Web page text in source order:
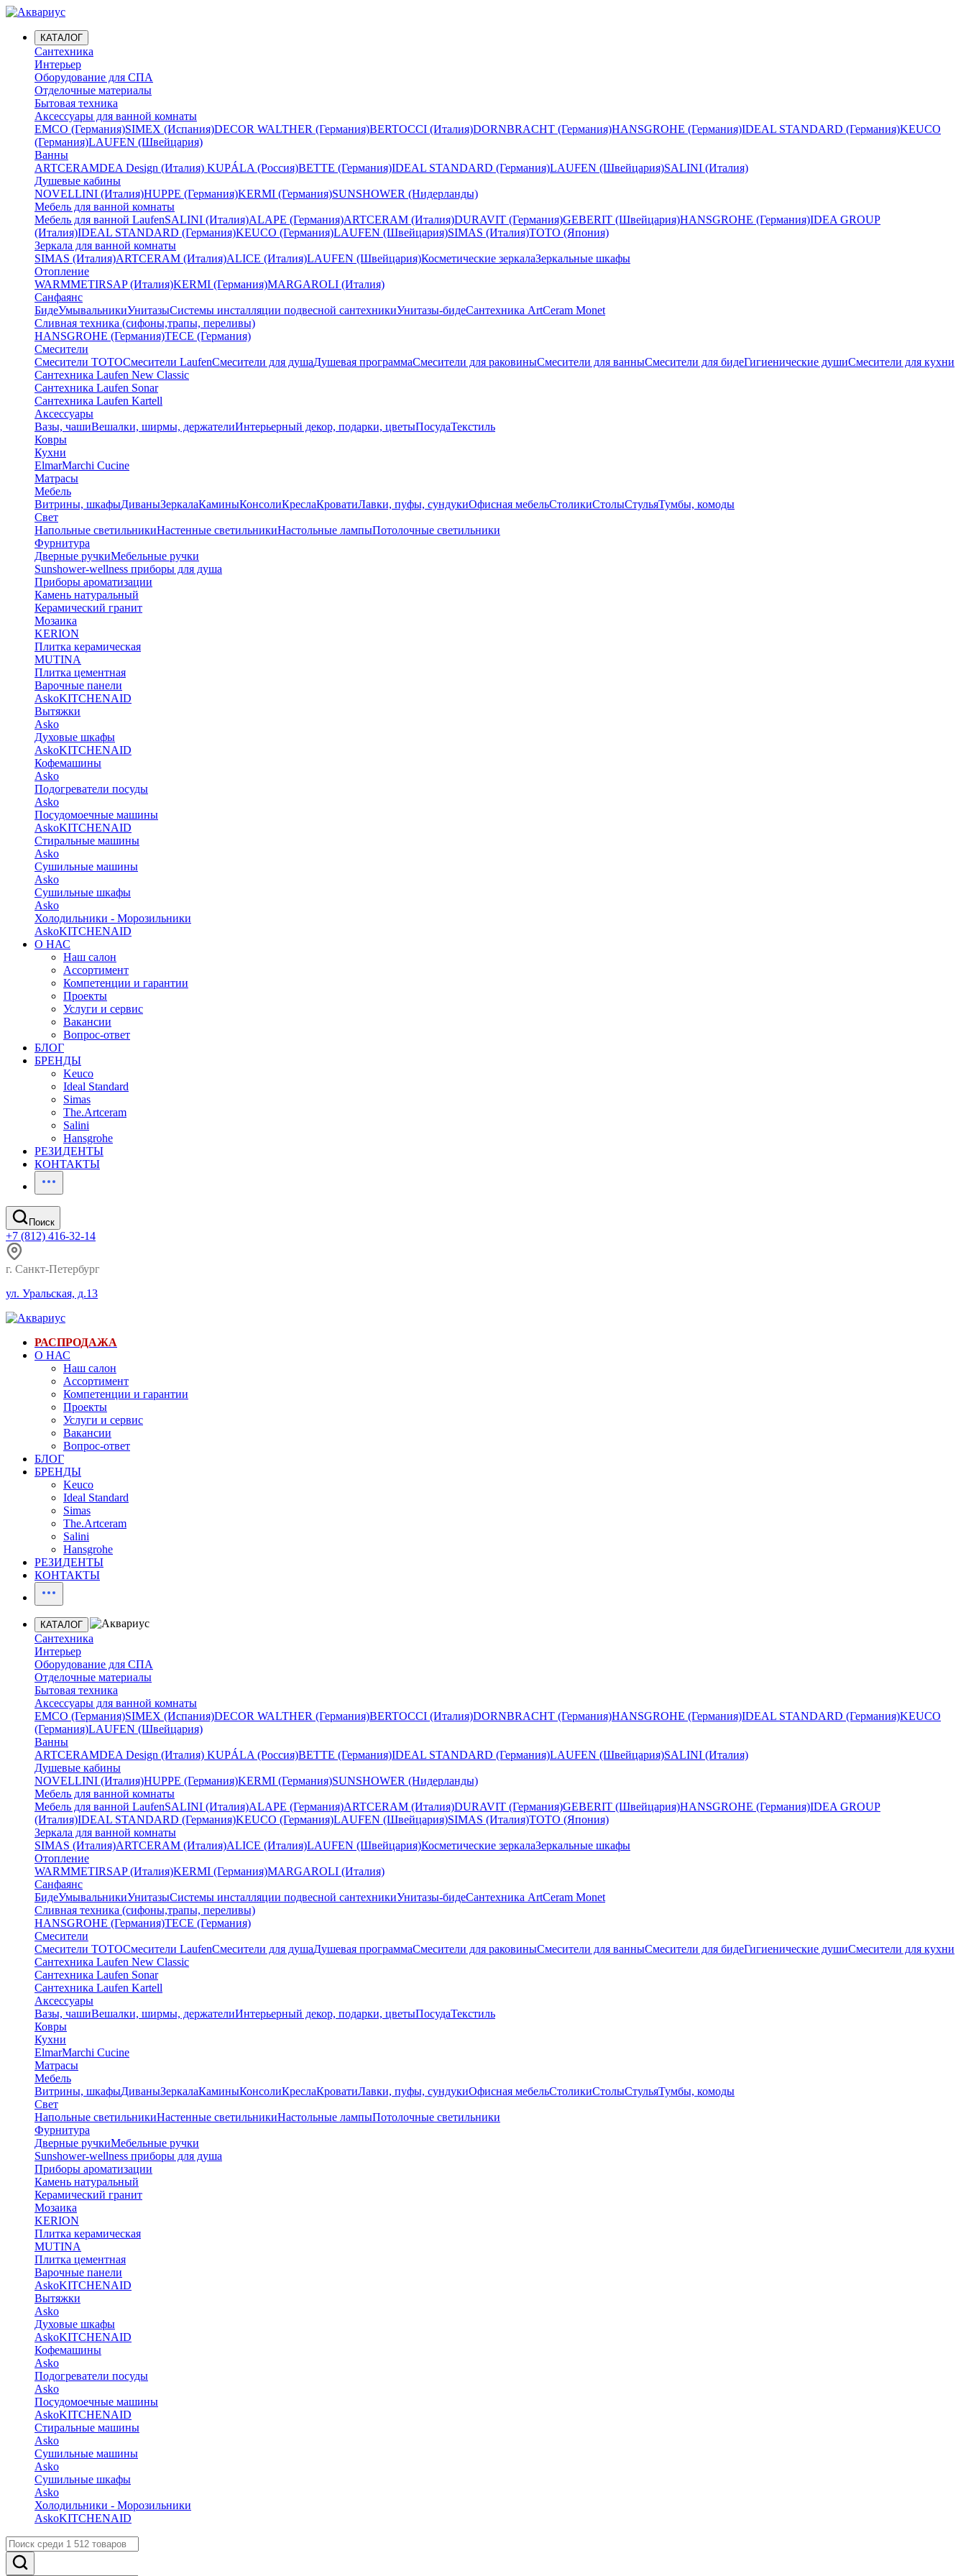
КАТАЛОГ
Сантехника
Интерьер
Оборудование для СПА
Отделочные материалы
Бытовая техника
Аксессуары для ванной комнаты
EMCO (Германия)SIMEX (Испания)DECOR WALTHER (Германия)BERTOCCI (Италия)DORNBRACHT (Германия)HANSGROHE (Германия)IDEAL STANDARD (Германия)KEUCO
(Германия)LAUFEN (Швейцария)
Ванны
ARTCERAMDEA Design (Италия) KUPÁLA (Россия)BETTE (Германия)IDEAL STANDARD (Германия)LAUFEN (Швейцария)SALINI (Италия)
Душевые кабины
NOVELLINI (Италия)HUPPE (Германия)KERMI (Германия)SUNSHOWER (Нидерланды)
Мебель для ванной комнаты
Мебель для ванной LaufenSALINI (Италия)ALAPE (Германия)ARTCERAM (Италия)DURAVIT (Германия)GEBERIT (Швейцария)HANSGROHE (Германия)IDEA GROUP
(Италия)IDEAL STANDARD (Германия)KEUCO (Германия)LAUFEN (Швейцария)SIMAS (Италия)TOTO (Япония)
Зеркала для ванной комнаты
SIMAS (Италия)ARTCERAM (Италия)ALICE (Италия)LAUFEN (Швейцария)Косметические зеркалаЗеркальные шкафы
Отопление
WARMMETIRSAP (Италия)KERMI (Германия)MARGAROLI (Италия)
Санфаянс
БидеУмывальникиУнитазыСистемы инсталляции подвесной сантехникиУнитазы-бидеСантехника ArtCeram Monet
Сливная техника (сифоны,трапы, переливы)
HANSGROHE (Германия)TECE (Германия)
Смесители
Смесители TOTOСмесители LaufenСмесители для душаДушевая программаСмесители для раковиныСмесители для ванныСмесители для бидеГигиенические душиСмесители для кухни
Сантехника Laufen New Classic
Сантехника Laufen Sonar
Сантехника Laufen Kartell
Аксессуары
Вазы, чашиВешалки, ширмы, держателиИнтерьерный декор, подарки, цветыПосудаТекстиль
Ковры
Кухни
ElmarMarchi Cucine
Матрасы
Мебель
Витрины, шкафыДиваныЗеркалаКаминыКонсолиКреслаКроватиЛавки, пуфы, сундукиОфисная мебельСтоликиСтолыСтульяТумбы, комоды
Свет
Напольные светильникиНастенные светильникиНастольные лампыПотолочные светильники
Фурнитура
Дверные ручкиМебельные ручки
Sunshower-wellness приборы для душа
Приборы ароматизации
Камень натуральный
Керамический гранит
Мозаика
KERION
Плитка керамическая
MUTINA
Плитка цементная
Варочные панели
AskoKITCHENAID
Вытяжки
Asko
Духовые шкафы
AskoKITCHENAID
Кофемашины
Asko
Подогреватели посуды
Asko
Посудомоечные машины
AskoKITCHENAID
Стиральные машины
Asko
Сушильные машины
Asko
Сушильные шкафы
Asko
Холодильники - Морозильники
AskoKITCHENAID
О НАС
Наш салон
Ассортимент
Компетенции и гарантии
Проекты
Услуги и сервис
Вакансии
Вопрос-ответ
БЛОГ
БРЕНДЫ
Keuco
Ideal Standard
Simas
The.Artceram
Salini
Hansgrohe
РЕЗИДЕНТЫ
КОНТАКТЫ
Поиск
+7 (812) 416-32-14
г. Санкт-Петербург
ул. Уральская, д.13
РАСПРОДАЖА
О НАС
Наш салон
Ассортимент
Компетенции и гарантии
Проекты
Услуги и сервис
Вакансии
Вопрос-ответ
БЛОГ
БРЕНДЫ
Keuco
Ideal Standard
Simas
The.Artceram
Salini
Hansgrohe
РЕЗИДЕНТЫ
КОНТАКТЫ
КАТАЛОГ
Сантехника
Интерьер
Оборудование для СПА
Отделочные материалы
Бытовая техника
Аксессуары для ванной комнаты
EMCO (Германия)SIMEX (Испания)DECOR WALTHER (Германия)BERTOCCI (Италия)DORNBRACHT (Германия)HANSGROHE (Германия)IDEAL STANDARD (Германия)KEUCO
(Германия)LAUFEN (Швейцария)
Ванны
ARTCERAMDEA Design (Италия) KUPÁLA (Россия)BETTE (Германия)IDEAL STANDARD (Германия)LAUFEN (Швейцария)SALINI (Италия)
Душевые кабины
NOVELLINI (Италия)HUPPE (Германия)KERMI (Германия)SUNSHOWER (Нидерланды)
Мебель для ванной комнаты
Мебель для ванной LaufenSALINI (Италия)ALAPE (Германия)ARTCERAM (Италия)DURAVIT (Германия)GEBERIT (Швейцария)HANSGROHE (Германия)IDEA GROUP
(Италия)IDEAL STANDARD (Германия)KEUCO (Германия)LAUFEN (Швейцария)SIMAS (Италия)TOTO (Япония)
Зеркала для ванной комнаты
SIMAS (Италия)ARTCERAM (Италия)ALICE (Италия)LAUFEN (Швейцария)Косметические зеркалаЗеркальные шкафы
Отопление
WARMMETIRSAP (Италия)KERMI (Германия)MARGAROLI (Италия)
Санфаянс
БидеУмывальникиУнитазыСистемы инсталляции подвесной сантехникиУнитазы-бидеСантехника ArtCeram Monet
Сливная техника (сифоны,трапы, переливы)
HANSGROHE (Германия)TECE (Германия)
Смесители
Смесители TOTOСмесители LaufenСмесители для душаДушевая программаСмесители для раковиныСмесители для ванныСмесители для бидеГигиенические душиСмесители для кухни
Сантехника Laufen New Classic
Сантехника Laufen Sonar
Сантехника Laufen Kartell
Аксессуары
Вазы, чашиВешалки, ширмы, держателиИнтерьерный декор, подарки, цветыПосудаТекстиль
Ковры
Кухни
ElmarMarchi Cucine
Матрасы
Мебель
Витрины, шкафыДиваныЗеркалаКаминыКонсолиКреслаКроватиЛавки, пуфы, сундукиОфисная мебельСтоликиСтолыСтульяТумбы, комоды
Свет
Напольные светильникиНастенные светильникиНастольные лампыПотолочные светильники
Фурнитура
Дверные ручкиМебельные ручки
Sunshower-wellness приборы для душа
Приборы ароматизации
Камень натуральный
Керамический гранит
Мозаика
KERION
Плитка керамическая
MUTINA
Плитка цементная
Варочные панели
AskoKITCHENAID
Вытяжки
Asko
Духовые шкафы
AskoKITCHENAID
Кофемашины
Asko
Подогреватели посуды
Asko
Посудомоечные машины
AskoKITCHENAID
Стиральные машины
Asko
Сушильные машины
Asko
Сушильные шкафы
Asko
Холодильники - Морозильники
AskoKITCHENAID